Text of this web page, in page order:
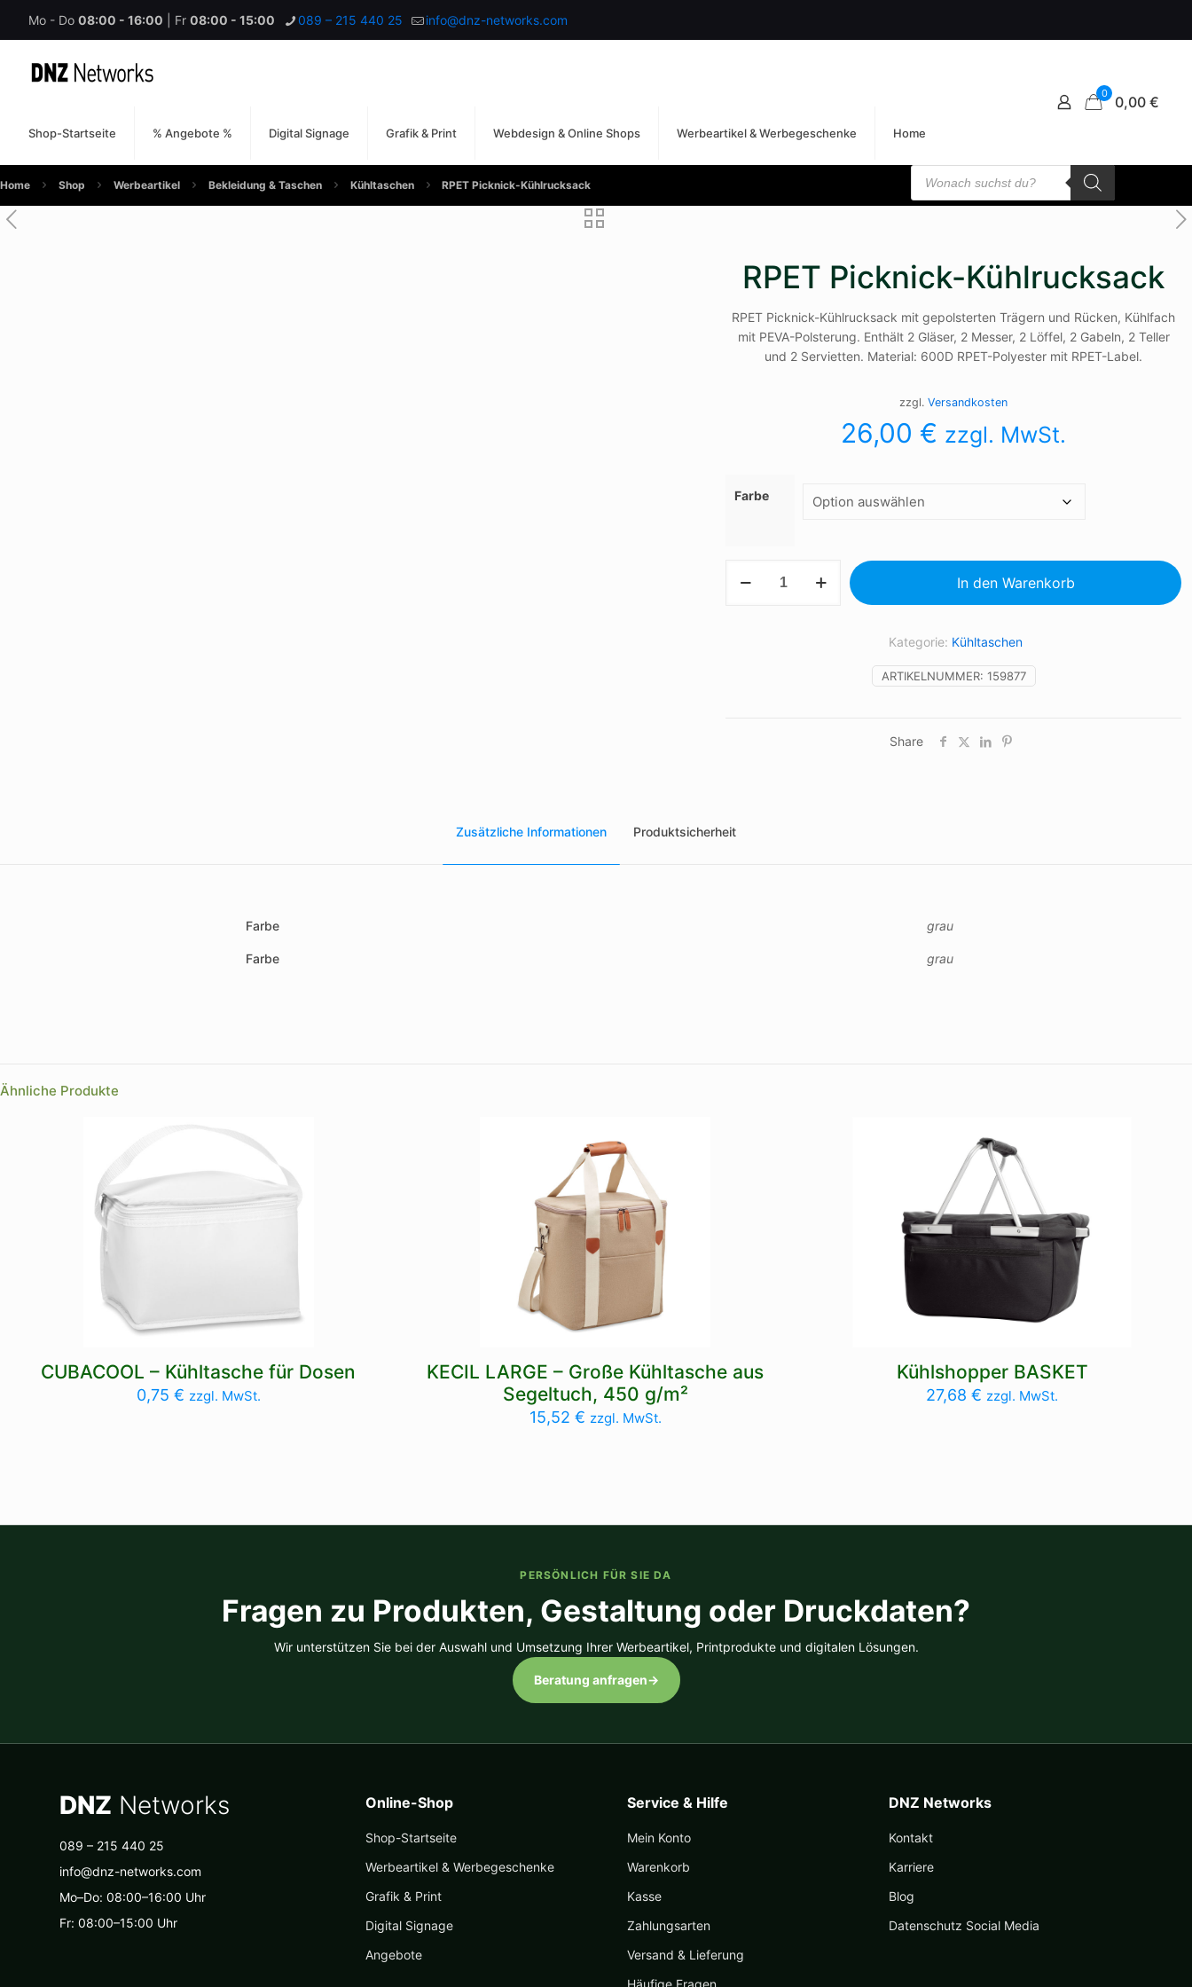
Mo - Do 08:00 - 16:00 | Fr 08:00 - 15:00 089 – 215 440 25 info@dnz-networks.com
Shop-Startseite % Angebote % Digital Signage Grafik & Print Webdesign & Online Shops Werbeartikel & Werbegeschenke Home
0 0,00 €
Home Shop Werbeartikel Bekleidung & Taschen Kühltaschen RPET Picknick-Kühlrucksack
Products
search
RPET Picknick-Kühlrucksack
RPET Picknick-Kühlrucksack mit gepolsterten Trägern und Rücken, Kühlfach
mit PEVA-Polsterung. Enthält 2 Gläser, 2 Messer, 2 Löffel, 2 Gabeln, 2 Teller
und 2 Servietten. Material: 600D RPET-Polyester mit RPET-Label.
zzgl.Versandkosten
26,00 € zzgl. MwSt.
Farbe
Picknick-
In den Warenkorb
ARTIKELNUMMER: 159877
Kategorie: Kühltaschen
Share
Zusätzliche Informationen Produktsicherheit
Farbe grau
Farbe grau
Ähnliche Produkte
CUBACOOL – Kühltasche für Dosen
0,75 € zzgl. MwSt.
KECIL LARGE – Große Kühltasche aus
Segeltuch, 450 g/m²
15,52 € zzgl. MwSt.
Kühlshopper BASKET
27,68€ zzgl. MwSt.
PERSÖNLICH FÜR SIE DA
Fragen zu Produkten, Gestaltung oder Druckdaten?
Wir unterstützen Sie bei der Auswahl und Umsetzung Ihrer Werbeartikel, Printprodukte und digitalen Lösungen.
Beratung anfragen→
DNZ Networks
089 – 215 440 25
info@dnz-networks.com
Mo–Do: 08:00–16:00 Uhr
Fr: 08:00–15:00 Uhr
Online-Shop
Shop-Startseite
Werbeartikel & Werbegeschenke
Grafik & Print
Digital Signage
Angebote
Service & Hilfe
Mein Konto
Warenkorb
Kasse
Zahlungsarten
Versand & Lieferung
Häufige Fragen
DNZ Networks
Kontakt
Karriere
Blog
Datenschutz Social Media